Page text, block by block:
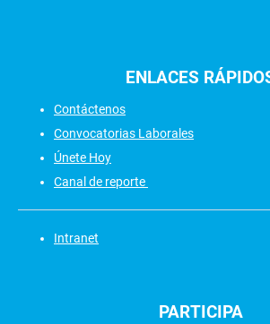
ENLACES
Contáctenos
Convocatorias Laborales
Únete Hoy
Canal de reporte
Intranet
PARTICIPA